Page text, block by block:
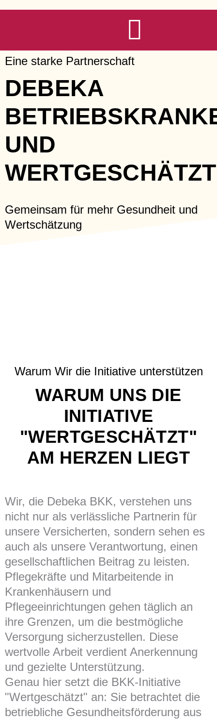
Zum
Eine starke Partnerschaft
DEBEKA
UND
WERTGESCHÄTZT
Gemeinsam für mehr Gesundheit und
Wertschätzung
Warum Wir die Initiative unterstützen
WARUM UNS DIE
INITIATIVE
"WERTGESCHÄTZT"
AM HERZEN LIEGT
Wir, die Debeka BKK, verstehen uns
nicht nur als verlässliche Partnerin für
unsere Versicherten, sondern sehen es
auch als unsere Verantwortung, einen
gesellschaftlichen Beitrag zu leisten.
Pflegekräfte und Mitarbeitende in
Krankenhäusern und
Pflegeeinrichtungen gehen täglich an
ihre Grenzen, um die bestmögliche
Versorgung sicherzustellen. Diese
wertvolle Arbeit verdient Anerkennung
und gezielte Unterstützung.
Genau hier setzt die BKK-Initiative
"Wertgeschätzt" an: Sie betrachtet die
betriebliche Gesundheitsförderung aus